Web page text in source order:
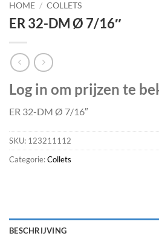
HOME / COLLETS
ER 32-DM Ø 7/16″
Log in om prijzen te
ER 32-DM Ø 7/16″
SKU: 123211112
Categorie:Collets
BESCHRIJVING